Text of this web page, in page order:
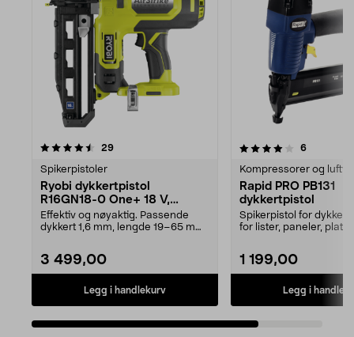
29anmeldelser
Spikerpistoler
Ryobi dykkertpistol
R16GN18-0 One+ 18 V,
batteridrevet
Effektiv og nøyaktig. Passende
dykkert 1,6 mm, lengde 19–65 mm.
3 499,00
Legg i handlekurv
4.0av 5 stjerner 6
Kompressorer og
Rapid PRO PB131
dykkertpistol
Spikerpistol for
for lister, paneler,
1 199,00
Legg i